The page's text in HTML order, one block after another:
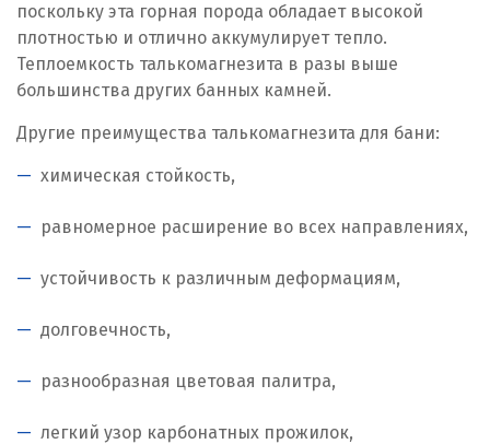
поскольку эта горная порода обладает высокой
плотностью и отлично аккумулирует тепло.
Теплоемкость талькомагнезита в разы выше
большинства других банных камней.
Другие преимущества талькомагнезита для бани:
химическая стойкость,
равномерное расширение во всех направлениях,
устойчивость к различным деформациям,
долговечность,
разнообразная цветовая палитра,
легкий узор карбонатных прожилок,